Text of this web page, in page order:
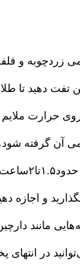
زردچوبه و
تفت دهید تا
حرارت
آن گرفته شود.
حدود۱.۵تا۲ساعت
و اجازه
مانند
در